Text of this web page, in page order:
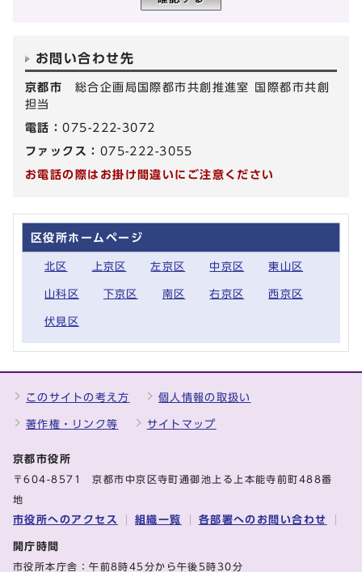
お問い合わせ先
京都市 総合企画局国際都市共創推進室 国際都市共創
担当
電話：075-222-3072
ファックス： 075-222-3055
お電話の際はお掛け間違いにご注意ください
区役所ホームページ
北区 上京区 左京区 中京区 東山区
山科区 下京区 南区 右京区 西京区
伏見区
このサイトの考え方 個人情報の取扱い
著作権・リンク等 サイトマップ
京都市役所
〒604-8571 京都市中京区寺町通御池上る上本能寺前町488番
地
市役所へのアクセス 組織一覧 各部署へのお問い合わせ
開庁時間
市役所本庁舎：午前8時45分から午後5時30分